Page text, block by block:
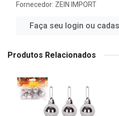
Fornecedor: ZEIN IMPORT
Faça seu login ou
Produtos Relacionados